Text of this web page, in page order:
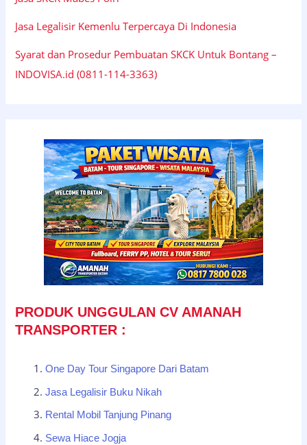
Jasa Legalisir Kemenlu Terpercaya Di Indonesia
Syarat dan Prosedur Pembuatan SKCK Untuk Bontang –
INDOVISA.id (0811-114-3363)
PRODUK UNGGULAN CV AMANAH
TRANSPORTER :
One Day Tour Singapore Dari Batam
Jasa Legalisir Buku Nikah
Rental Mobil Tanjung Pinang
Sewa Hiace Jogja